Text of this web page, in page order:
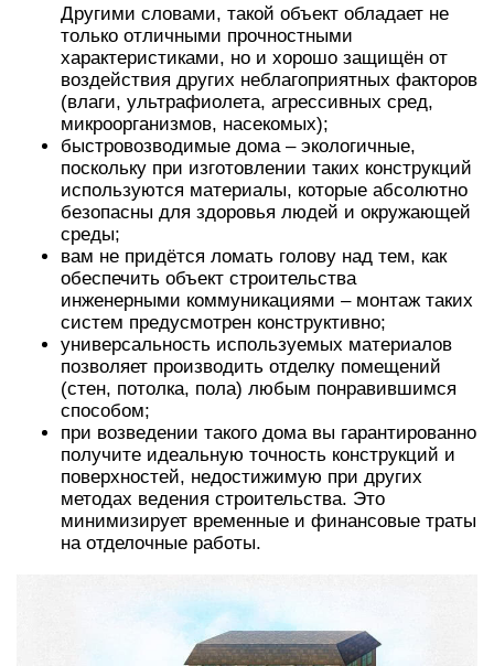
Другими словами, такой объект обладает не
только отличными прочностными
характеристиками, но и хорошо защищён от
воздействия других неблагоприятных факторов
(влаги, ультрафиолета, агрессивных сред,
микроорганизмов, насекомых);
быстровозводимые дома – экологичные,
поскольку при изготовлении таких конструкций
используются материалы, которые абсолютно
безопасны для здоровья людей и окружающей
среды;
вам не придётся ломать голову над тем, как
обеспечить объект строительства
инженерными коммуникациями – монтаж таких
систем предусмотрен конструктивно;
универсальность используемых материалов
позволяет производить отделку помещений
(стен, потолка, пола) любым понравившимся
способом;
при возведении такого дома вы гарантированно
получите идеальную точность конструкций и
поверхностей, недостижимую при других
методах ведения строительства. Это
минимизирует временные и финансовые траты
на отделочные работы.